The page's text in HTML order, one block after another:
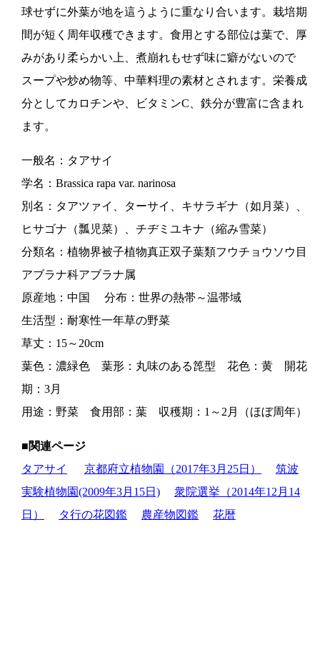
球せずに外葉が地を這うように重なり合います。栽培期
間が短く周年収穫できます。食用とする部位は葉で、厚
みがあり柔らかい上、煮崩れもせず味に癖がないので
スープや炒め物等、中華料理の素材とされます。栄養成
分としてカロチンや、ビタミンC、鉄分が豊富に含まれ
ます。
一般名：タアサイ
学名：Brassica rapa var. narinosa
別名：タアツァイ、ターサイ、キサラギナ（如月菜）、
ヒサゴナ（瓢児菜）、チヂミユキナ（縮み雪菜）
分類名：植物界被子植物真正双子葉類フウチョウソウ目
アブラナ科アブラナ属
原産地：中国 分布：世界の熱帯～温帯域
生活型：耐寒性一年草の野菜
草丈：15～20cm
葉色：濃緑色 葉形：丸味のある箆型 花色：黄 開花
期：3月
用途：野菜 食用部：葉 収穫期：1～2月（ほぼ周年）
■関連ページ
タアサイ
京都府立植物園（2017年3月25日）
筑波
実験植物園(2009年3月15日)
衆院選挙（2014年12月14
日）
タ行の花図鑑 農産物図鑑 花暦